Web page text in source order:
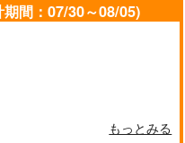
めて
（税込）
間：07/30～08/05)
もっとみる